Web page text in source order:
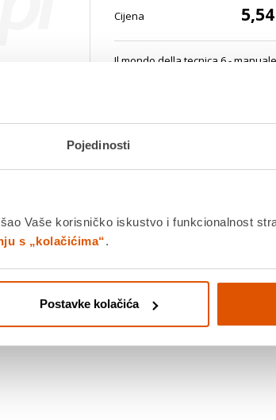
Pojedinosti
Vaše korisničko iskustvo i funkcionalnost
s „kolačićima“.
Postavke kolačića
slike za zoom
Cijena
Il mondo della tecnica 6 -
proizvoda Specifikacije Ocjene